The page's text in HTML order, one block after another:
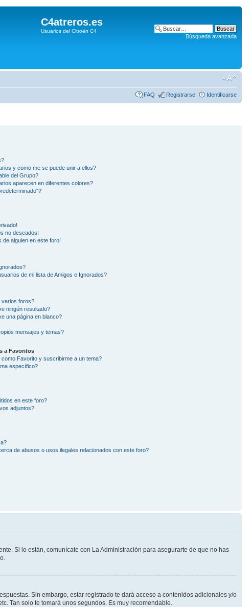
Búsqueda avanzada
C4atreros.es
Usuarios del Citroën C4
FAQ Registrarse Identificarse
y como me se puede unir a ellos?
del Grupo?
aparecen en diferentes colores?
no deseados!
de alguien en este foro!
de mi lista de Amigos e Ignorados?
varios foros?
ningún resultado?
una página en blanco?
mensajes y temas?
a Favoritos
Favorito y suscribirme a un tema?
específico?
en este foro?
adjuntos?
de abusos o usos ilegales relacionados con este foro?
Si lo están, comunícate con La Administración para asegurarte de que no has
Sin embargo, estar registrado te dará acceso a contenidos adicionales y/o
Tan solo te tomará unos segundos. Es muy recomendable.